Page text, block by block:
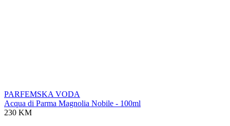
PARFEMSKA VODA
Acqua di Parma Magnolia Nobile - 100ml
230 KM